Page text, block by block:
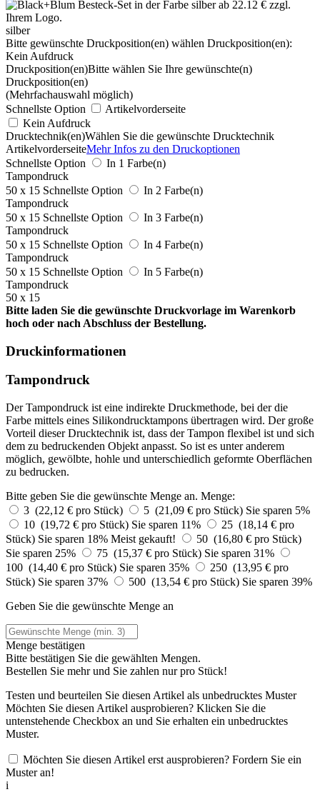
silber
Bitte gewünschte Druckposition(en) wählen Druckposition(en):
Kein Aufdruck
Druckposition(en)Bitte wählen Sie Ihre gewünschte(n)
Druckposition(en)
(Mehrfachauswahl möglich)
Schnellste Option
Artikelvorderseite
Kein Aufdruck
Drucktechnik(en)Wählen Sie die gewünschte Drucktechnik
ArtikelvorderseiteMehr Infos zu den Druckoptionen
Schnellste Option
In 1 Farbe(n)
Tampondruck
50 x 15 Schnellste Option
In 2 Farbe(n)
Tampondruck
50 x 15 Schnellste Option
In 3 Farbe(n)
Tampondruck
50 x 15 Schnellste Option
In 4 Farbe(n)
Tampondruck
50 x 15 Schnellste Option
In 5 Farbe(n)
Tampondruck
50 x 15
Bitte laden Sie die gewünschte Druckvorlage im Warenkorb
hoch oder nach Abschluss der Bestellung.
Druckinformationen
Tampondruck
Der Tampondruck ist eine indirekte Druckmethode, bei der die
Farbe mittels eines Silikondrucktampons übertragen wird. Der große
Vorteil dieser Drucktechnik ist, dass der Tampon flexibel ist und sich
dem zu bedruckenden Objekt anpasst. So ist es unter anderem
möglich, gewölbte, hohle und unterschiedlich geformte Oberflächen
zu bedrucken.
Bitte geben Sie die gewünschte Menge an. Menge:
3 (22,12 € pro Stück)
5 (21,09 € pro Stück) Sie sparen 5%
10 (19,72 € pro Stück) Sie sparen 11%
25 (18,14 € pro
Stück) Sie sparen 18% Meist gekauft!
50 (16,80 € pro Stück)
Sie sparen 25%
75 (15,37 € pro Stück) Sie sparen 31%
100 (14,40 € pro Stück) Sie sparen 35%
250 (13,95 € pro
Stück) Sie sparen 37% 500 (13,54 € pro Stück) Sie sparen 39%
Geben Sie die gewünschte Menge an
Menge bestätigen
Bitte bestätigen Sie die gewählten Mengen.
Bestellen Sie mehr und Sie zahlen nurpro Stück!
Testen und beurteilen Sie diesen Artikel als unbedrucktes Muster
Möchten Sie diesen Artikel ausprobieren? Klicken Sie die
untenstehende Checkbox an und Sie erhalten ein unbedrucktes
Muster.
Möchten Sie diesen Artikel erst ausprobieren? Fordern Sie ein
Muster an!
i